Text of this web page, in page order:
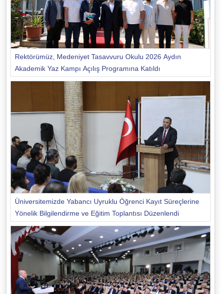
Rektörümüz, Medeniyet Tasavvuru Okulu 2026 Aydın
Akademik Yaz Kampı Açılış Programına Katıldı
Üniversitemizde Yabancı Uyruklu Öğrenci Kayıt Süreçlerine
Yönelik Bilgilendirme ve Eğitim Toplantısı Düzenlendi